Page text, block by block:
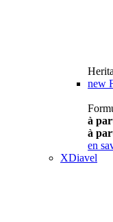
new
à
à
en
XDiavel